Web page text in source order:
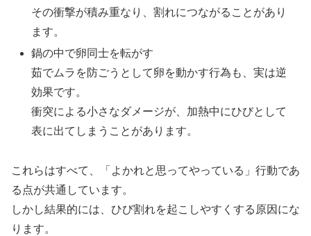
その衝撃が積み重なり、割れにつながることがあり
ます。
鍋の中で卵同士を転がす
茹でムラを防ごうとして卵を動かす行為も、実は逆
効果です。
衝突による小さなダメージが、加熱中にひびとして
表に出てしまうことがあります。
これらはすべて、「よかれと思ってやっている」行動であ
る点が共通しています。
しかし結果的には、ひび割れを起こしやすくする原因にな
ります。